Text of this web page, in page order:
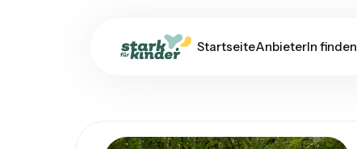
StartseiteAnbieterIn finden